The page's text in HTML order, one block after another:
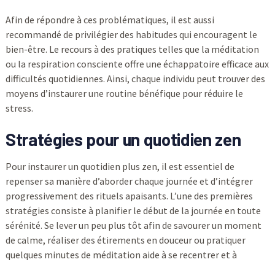
Afin de répondre à ces problématiques, il est aussi
recommandé de privilégier des habitudes qui encouragent le
bien-être. Le recours à des pratiques telles que la méditation
ou la respiration consciente offre une échappatoire efficace aux
difficultés quotidiennes. Ainsi, chaque individu peut trouver des
moyens d’instaurer une routine bénéfique pour réduire le
stress.
Stratégies pour un quotidien zen
Pour instaurer un quotidien plus zen, il est essentiel de
repenser sa manière d’aborder chaque journée et d’intégrer
progressivement des rituels apaisants. L’une des premières
stratégies consiste à planifier le début de la journée en toute
sérénité. Se lever un peu plus tôt afin de savourer un moment
de calme, réaliser des étirements en douceur ou pratiquer
quelques minutes de méditation aide à se recentrer et à